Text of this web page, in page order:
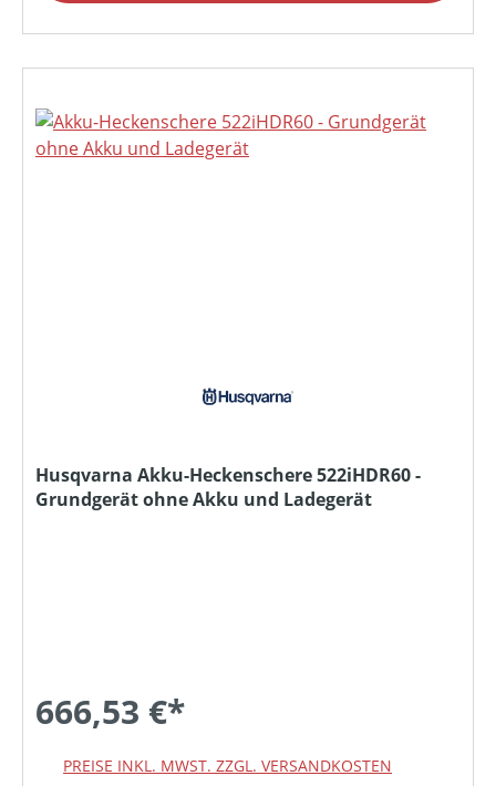
Husqvarna Akku-Heckenschere 522iHDR60 -
Grundgerät ohne Akku und Ladegerät
666,53 €*
PREISE INKL. MWST. ZZGL. VERSANDKOSTEN